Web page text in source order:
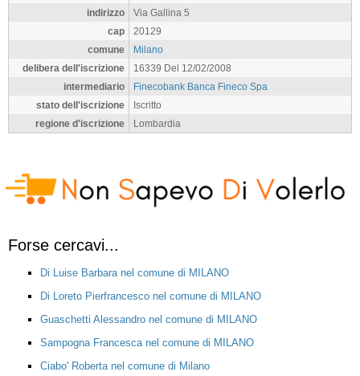
indirizzo
Via Gallina 5
cap
20129
comune
Milano
delibera dell'iscrizione
16339 Del 12/02/2008
intermediario
Finecobank Banca Fineco Spa
stato dell'iscrizione
Iscritto
regione d'iscrizione
Lombardia
Forse cercavi...
Di Luise Barbara nel comune di MILANO
Di Loreto Pierfrancesco nel comune di MILANO
Guaschetti Alessandro nel comune di MILANO
Sampogna Francesca nel comune di MILANO
Ciabo' Roberta nel comune di Milano